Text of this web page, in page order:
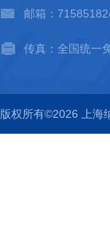
邮箱：
传真：全国统一
版权所有©2026 上海